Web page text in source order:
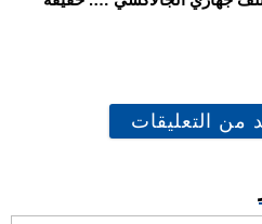
من التعليقات